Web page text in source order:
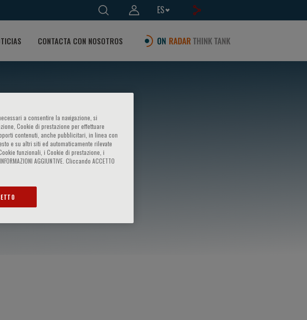
ES
CONTACTA CON NOSOTROS
a consentire la navigazione, si
Cookie di prestazione per effettuare
contenuti, anche pubblicitari, in linea con
e su altri siti ed automaticamente rilevate
funzionali, i Cookie di prestazione, i
AGGIUNTIVE. Cliccando ACCETTO